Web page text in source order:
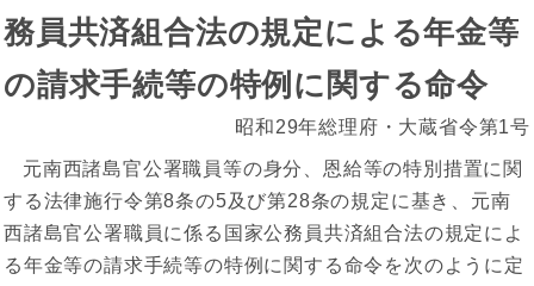
務員共済組合法の規定による年金等
の請求手続等の特例に関する命令
昭和29年総理府・大蔵省令第1号
元南西諸島官公署職員等の身分、恩給等の特別措置に関
する法律施行令第8条の5及び第28条の規定に基き、元南
西諸島官公署職員に係る国家公務員共済組合法の規定によ
る年金等の請求手続等の特例に関する命令を次のように定